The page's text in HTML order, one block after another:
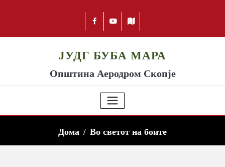
ЈУДГ БУБА МАРА
Општина Аеродром Скопје
Дома Во светот на боите